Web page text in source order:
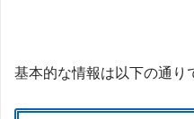
基本的な情報は以下の通り